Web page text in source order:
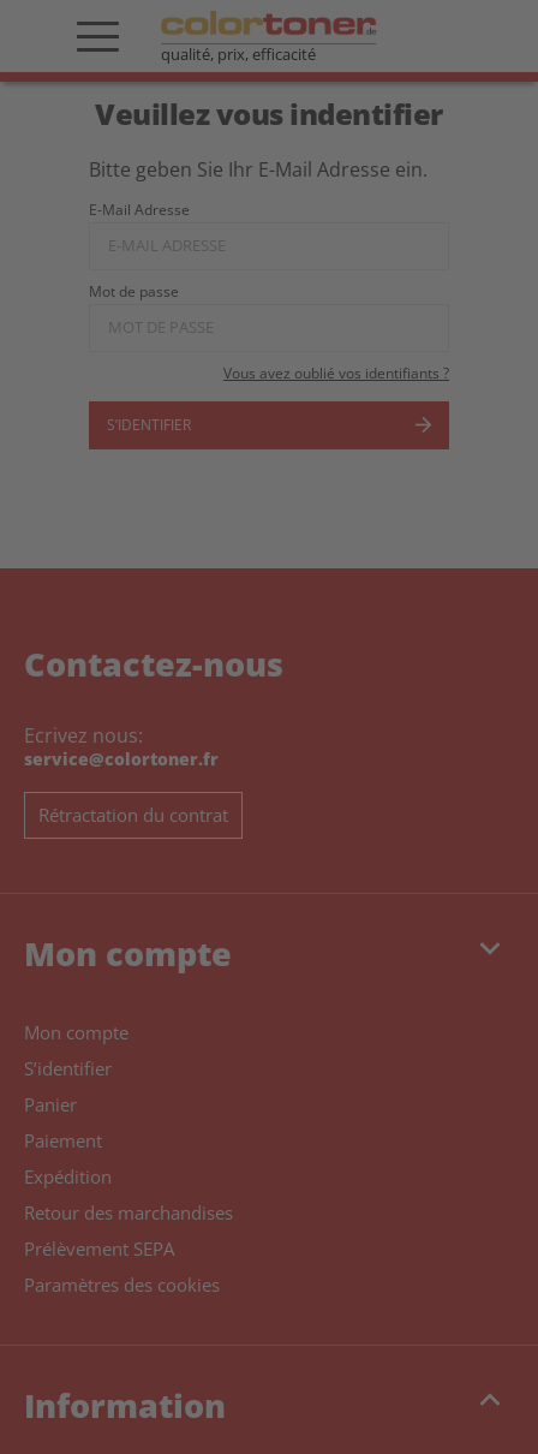
qualité, prix, efficacité
Veuillez vous indentifier
Bitte geben Sie Ihr E-Mail Adresse ein.
E-Mail Adresse
Mot de passe
Vous avez oublié vos identifiants ?
S’IDENTIFIER
Contactez-nous
Ecrivez nous:
service@colortoner.fr
Rétractation du contrat
keyboard_arrow_down
Mon compte
Mon compte
S’identifier
Panier
Paiement
Expédition
Retour des marchandises
Prélèvement SEPA
Paramètres des cookies
keyboard_arrow_up
Information